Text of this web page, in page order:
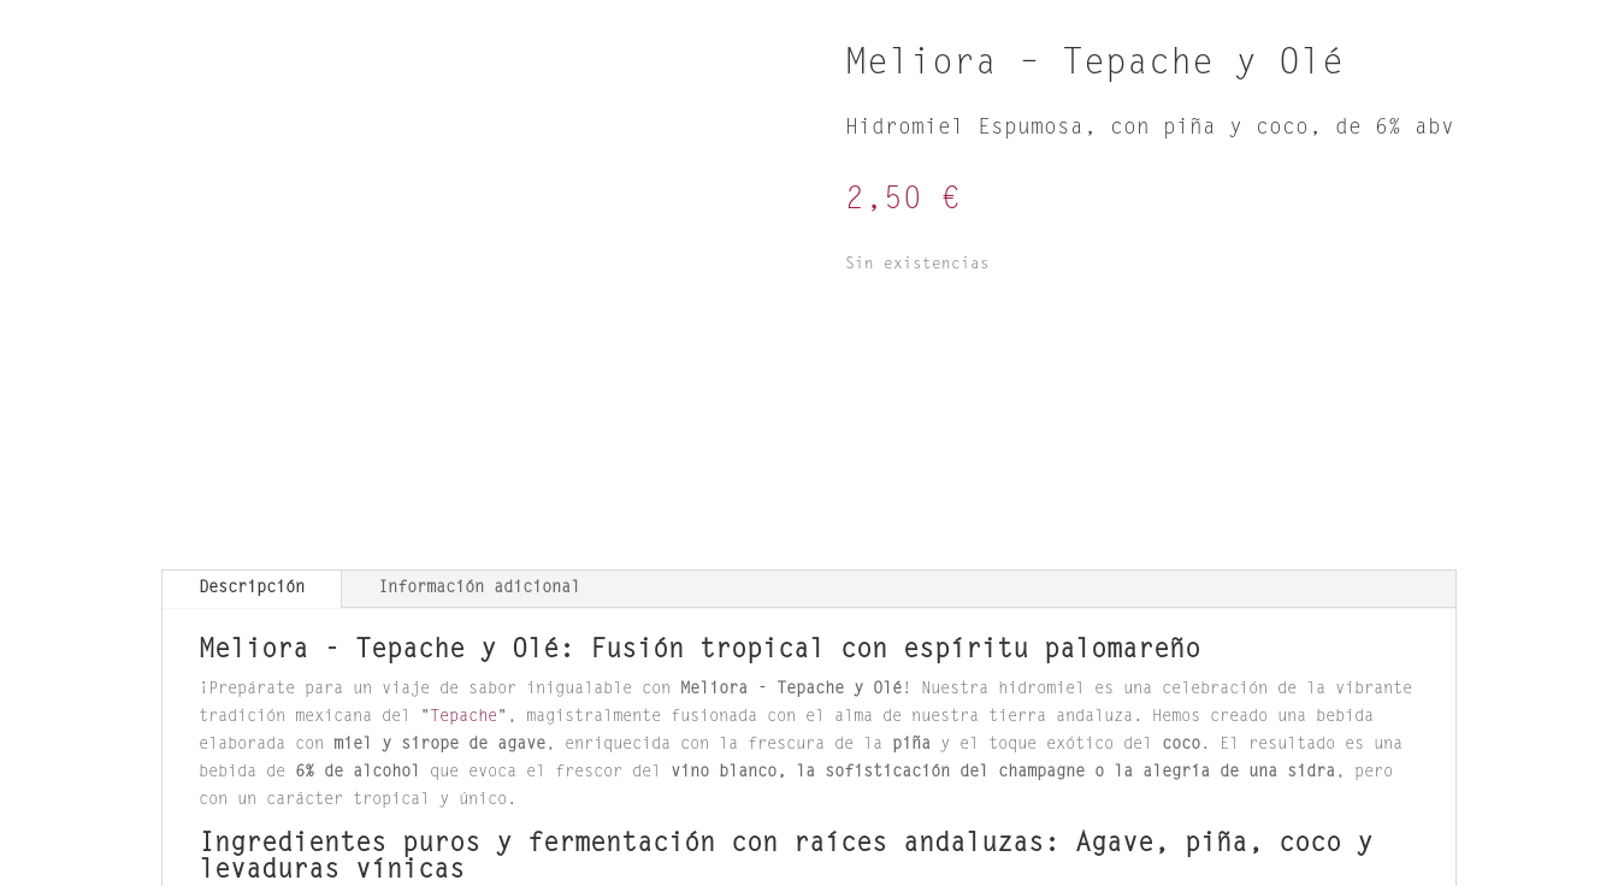
Meliora – Tepache y Olé
Hidromiel Espumosa, con piña y coco, de 6% abv
2,50 €
Sin existencias
Descripción Información adicional
Meliora - Tepache y Olé: Fusión tropical con espíritu palomareño
¡Prepárate para un viaje de sabor inigualable con Meliora - Tepache y Olé ! Nuestra hidromiel es una celebración de la vibrante
tradición mexicana del " Tepache ", magistralmente fusionada con el alma de nuestra tierra andaluza. Hemos creado una bebida
elaborada con miel y sirope de agave , enriquecida con la frescura de la piña y el toque exótico del coco . El resultado es una
bebida de 6% de alcohol que evoca el frescor del vino blanco, la sofisticación del champagne o la alegría de una sidra , pero
con un carácter tropical y único.
Ingredientes puros y fermentación con raíces andaluzas: Agave, piña, coco y
levaduras vínicas